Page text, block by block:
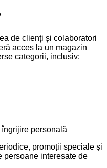
de clienți și colaboratori
acces la un magazin
categorii, inclusiv:
personală
promoții speciale și
persoane interesate de